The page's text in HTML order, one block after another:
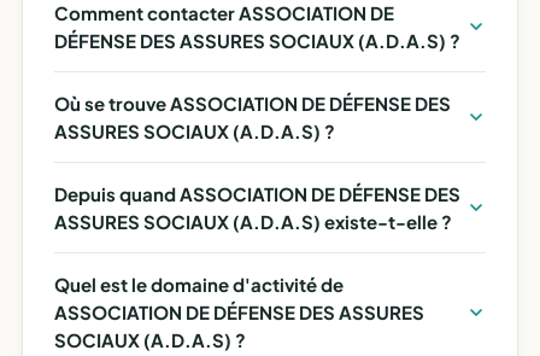
Comment contacter ASSOCIATION DE
DÉFENSE DES ASSURES SOCIAUX (A.D.A.S) ?
Où se trouve ASSOCIATION DE DÉFENSE DES
ASSURES SOCIAUX (A.D.A.S) ?
Depuis quand ASSOCIATION DE DÉFENSE DES
ASSURES SOCIAUX (A.D.A.S) existe-t-elle ?
Quel est le domaine d'activité de
ASSOCIATION DE DÉFENSE DES ASSURES
SOCIAUX (A.D.A.S) ?